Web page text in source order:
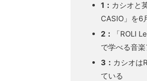
1： カシオと
CASIO」を6
2：
「ROLI
で学べる音楽
3： カシオは
ている